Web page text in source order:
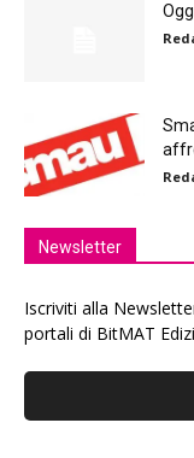
Newsletter
Iscriviti alla
portali di BitMAT